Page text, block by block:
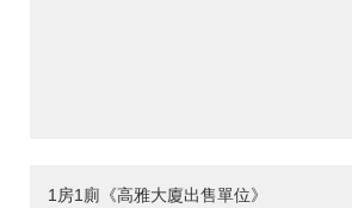
1房1廁《高雅大廈出售單位》